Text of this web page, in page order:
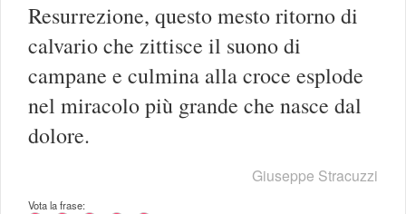
Resurrezione, questo mesto ritorno di
calvario che zittisce il suono di
campane e culmina alla croce esplode
nel miracolo più grande che nasce dal
dolore.
Giuseppe Stracuzzi
Vota la frase: